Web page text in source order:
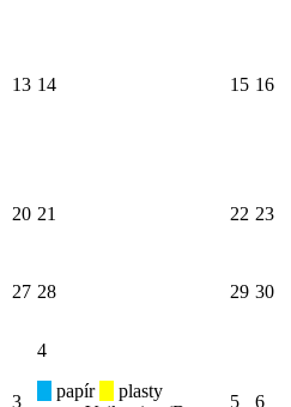
13 14 15 16
20 21 22 23
27 28 29 30
3
4
papír
plasty
5 6